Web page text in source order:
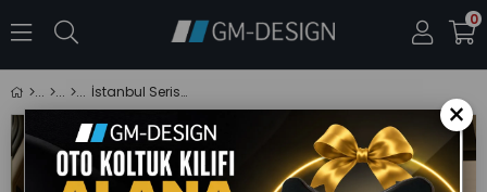
0
İstanbul Serisi Taba Deri Oto Koltuk Kılıfı (FORD Focus-Fiesta-Escort Uyumlu)
×